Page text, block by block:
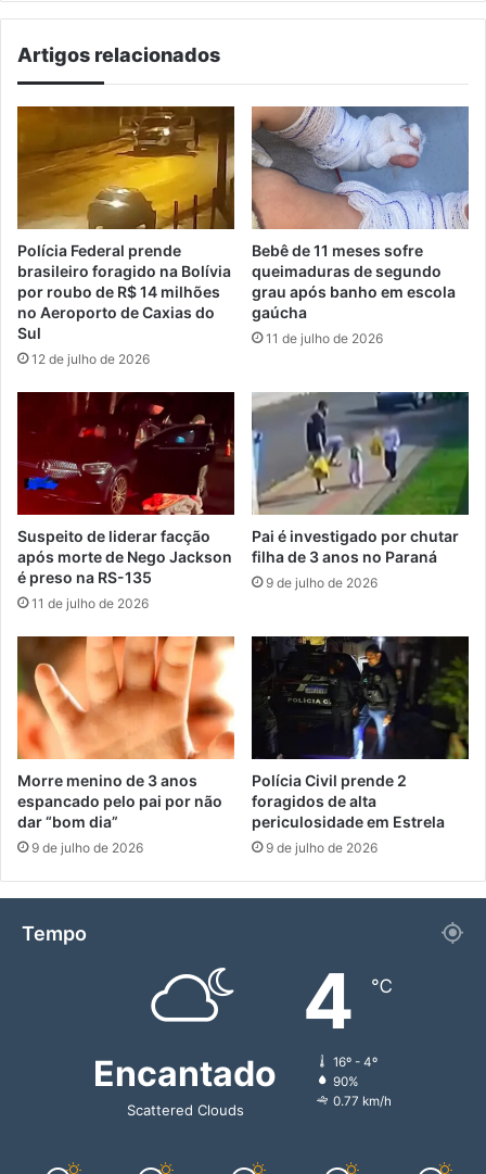
Artigos relacionados
Polícia Federal prende
brasileiro foragido na Bolívia
por roubo de R$ 14 milhões
no Aeroporto de Caxias do
Sul
12 de julho de 2026
Bebê de 11 meses sofre
queimaduras de segundo
grau após banho em escola
gaúcha
11 de julho de 2026
Suspeito de liderar facção
após morte de Nego Jackson
é preso na RS-135
11 de julho de 2026
Pai é investigado por chutar
filha de 3 anos no Paraná
9 de julho de 2026
Morre menino de 3 anos
espancado pelo pai por não
dar “bom dia”
9 de julho de 2026
Polícia Civil prende 2
foragidos de alta
periculosidade em Estrela
9 de julho de 2026
Tempo
Encantado
Scattered Clouds
4 ℃
16º - 4º
90%
0.77 km/h